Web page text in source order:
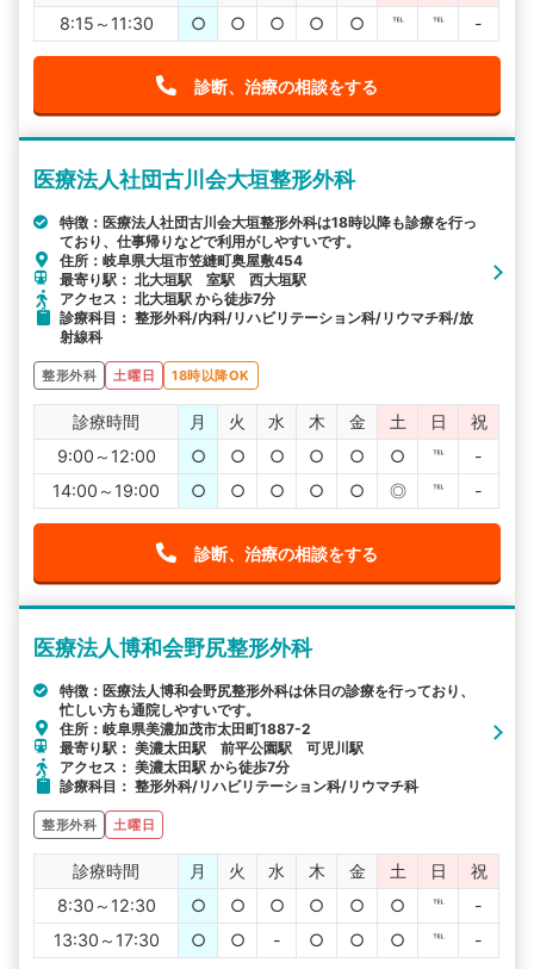
8:15～11:30
○ ○ ○ ○ ○ ℡ ℡ -
診断、治療の相談をする
医療法人社団古川会大垣整形外科
特徴：医療法人社団古川会大垣整形外科は18時以降も診療を行っ
ており、仕事帰りなどで利用がしやすいです。
住所：岐阜県大垣市笠縫町奥屋敷454
最寄り駅： 北大垣駅 室駅 西大垣駅
アクセス： 北大垣駅 から徒歩7分
診療科目： 整形外科/内科/リハビリテーション科/リウマチ科/放
射線科
整形外科 土曜日 18時以降OK
診療時間 月 火 水 木 金 土 日
祝
9:00～12:00
○ ○ ○ ○ ○ ○ ℡
-
14:00～19:00
○ ○ ○ ○ ○ ◎ ℡ -
診断、治療の相談をする
医療法人博和会野尻整形外科
特徴：医療法人博和会野尻整形外科は休日の診療を行っており、
忙しい方も通院しやすいです。
住所：岐阜県美濃加茂市太田町1887-2
最寄り駅： 美濃太田駅 前平公園駅 可児川駅
アクセス： 美濃太田駅 から徒歩7分
診療科目： 整形外科/リハビリテーション科/リウマチ科
整形外科 土曜日
診療時間 月 火 水 木 金 土 日
祝
8:30～12:30
○ ○ ○ ○ ○ ○ ℡
-
13:30～17:30
○ ○ - ○ ○ ○ ℡ -